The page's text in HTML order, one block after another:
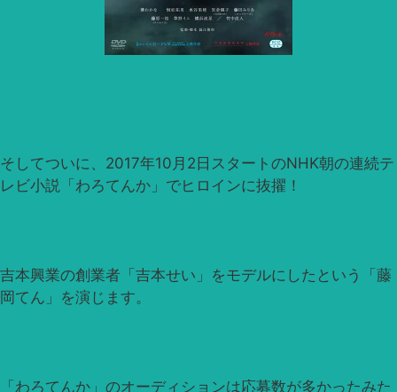
そしてついに、2017年10月2日スタートのNHK朝の連続テ
レビ小説「わろてんか」でヒロインに抜擢！
吉本興業の創業者「吉本せい」をモデルにしたという「藤
岡てん」を演じます。
「わろてんか」のオーディションは応募数が多かったみた